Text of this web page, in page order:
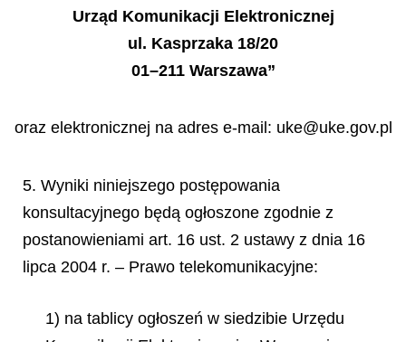
Urząd Komunikacji Elektronicznej
ul. Kasprzaka 18/20
01–211 Warszawa”
oraz elektronicznej na adres e-mail: uke@uke.gov.pl
5. Wyniki niniejszego postępowania
konsultacyjnego będą ogłoszone zgodnie z
postanowieniami art. 16 ust. 2 ustawy z dnia 16
lipca 2004 r. – Prawo telekomunikacyjne:
1) na tablicy ogłoszeń w siedzibie Urzędu